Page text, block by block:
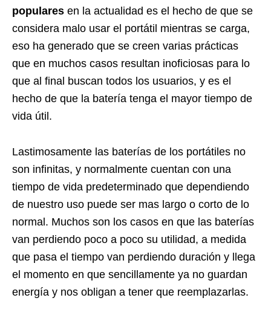
populares en la actualidad es el hecho de que se
considera malo usar el portátil mientras se carga,
eso ha generado que se creen varias prácticas
que en muchos casos resultan inoficiosas para lo
que al final buscan todos los usuarios, y es el
hecho de que la batería tenga el mayor tiempo de
vida útil.
Lastimosamente las baterías de los portátiles no
son infinitas, y normalmente cuentan con una
tiempo de vida predeterminado que dependiendo
de nuestro uso puede ser mas largo o corto de lo
normal. Muchos son los casos en que las baterías
van perdiendo poco a poco su utilidad, a medida
que pasa el tiempo van perdiendo duración y llega
el momento en que sencillamente ya no guardan
energía y nos obligan a tener que reemplazarlas.